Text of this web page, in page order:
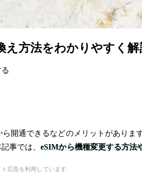
え方法をわかりやすく
開通できるなどのメリットがありま
事では、eSIMから機種変更する方法
広告を利用しています